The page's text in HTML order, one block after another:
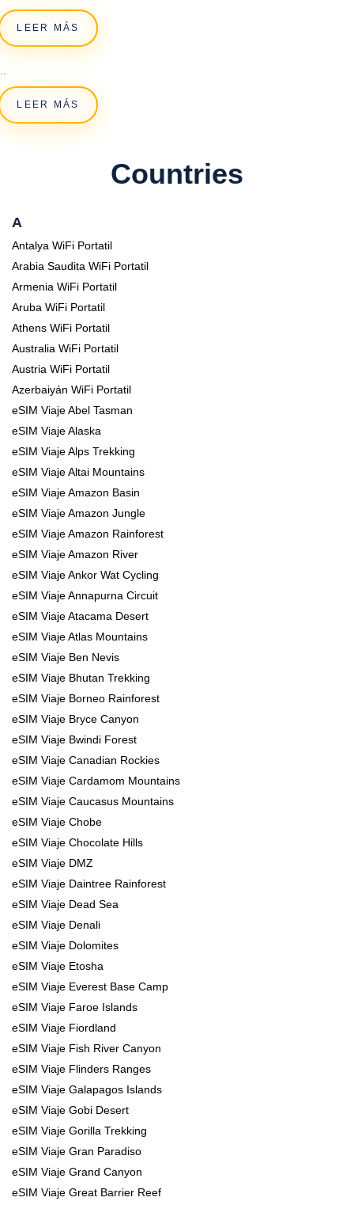
LEER MÁS
LEER MÁS
Countries
A
Antalya WiFi Portatil
Arabia Saudita WiFi Portatil
Armenia WiFi Portatil
Aruba WiFi Portatil
Athens WiFi Portatil
Australia WiFi Portatil
Austria WiFi Portatil
Azerbaiyán WiFi Portatil
eSIM Viaje Abel Tasman
eSIM Viaje Alaska
eSIM Viaje Alps Trekking
eSIM Viaje Altai Mountains
eSIM Viaje Amazon Basin
eSIM Viaje Amazon Jungle
eSIM Viaje Amazon Rainforest
eSIM Viaje Amazon River
eSIM Viaje Ankor Wat Cycling
eSIM Viaje Annapurna Circuit
eSIM Viaje Atacama Desert
eSIM Viaje Atlas Mountains
eSIM Viaje Ben Nevis
eSIM Viaje Bhutan Trekking
eSIM Viaje Borneo Rainforest
eSIM Viaje Bryce Canyon
eSIM Viaje Bwindi Forest
eSIM Viaje Canadian Rockies
eSIM Viaje Cardamom Mountains
eSIM Viaje Caucasus Mountains
eSIM Viaje Chobe
eSIM Viaje Chocolate Hills
eSIM Viaje DMZ
eSIM Viaje Daintree Rainforest
eSIM Viaje Dead Sea
eSIM Viaje Denali
eSIM Viaje Dolomites
eSIM Viaje Etosha
eSIM Viaje Everest Base Camp
eSIM Viaje Faroe Islands
eSIM Viaje Fiordland
eSIM Viaje Fish River Canyon
eSIM Viaje Flinders Ranges
eSIM Viaje Galapagos Islands
eSIM Viaje Gobi Desert
eSIM Viaje Gorilla Trekking
eSIM Viaje Gran Paradiso
eSIM Viaje Grand Canyon
eSIM Viaje Great Barrier Reef